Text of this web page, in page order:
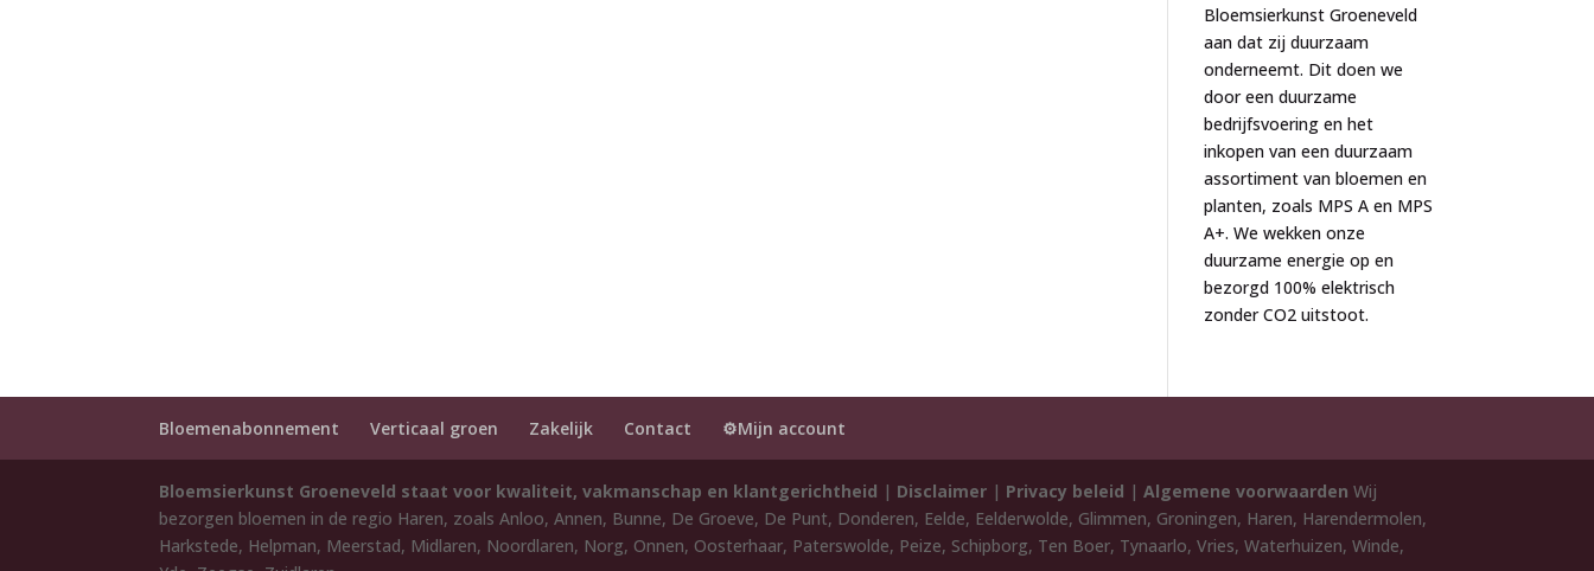
Bloemsierkunst Groeneveld
aan dat zij duurzaam
onderneemt. Dit doen we
door een duurzame
bedrijfsvoering en het
inkopen van een duurzaam
assortiment van bloemen en
planten, zoals MPS A en MPS
A+. We wekken onze
duurzame energie op en
bezorgd 100% elektrisch
zonder CO2 uitstoot.
Bloemenabonnement Verticaal groen Zakelijk Contact ⚙️Mijn account
Bloemsierkunst Groeneveld staat voor kwaliteit, vakmanschap en klantgerichtheid | Disclaimer | Privacy beleid |Algemene voorwaarden Wij
bezorgen bloemen in de regio Haren, zoals Anloo, Annen, Bunne, De Groeve, De Punt, Donderen, Eelde, Eelderwolde, Glimmen, Groningen, Haren, Harendermolen,
Harkstede, Helpman, Meerstad, Midlaren, Noordlaren, Norg, Onnen, Oosterhaar, Paterswolde, Peize, Schipborg, Ten Boer, Tynaarlo, Vries, Waterhuizen, Winde,